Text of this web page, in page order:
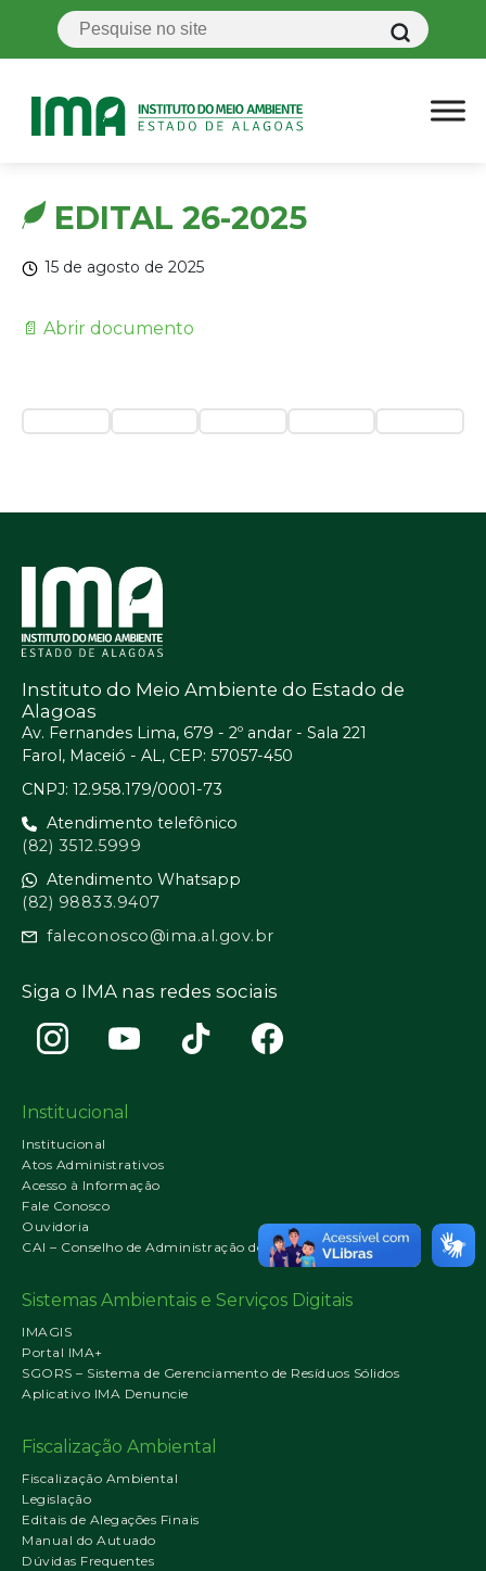
EDITAL 26-2025
15 de agosto de 2025
📄 Abrir documento
Instituto do Meio Ambiente do Estado de
Alagoas
Av. Fernandes Lima, 679 - 2º andar - Sala 221
Farol, Maceió - AL, CEP: 57057-450
CNPJ: 12.958.179/0001-73
Atendimento telefônico
(82) 3512.5999
Atendimento Whatsapp
(82) 98833.9407
faleconosco@ima.al.gov.br
Siga o IMA nas redes sociais
Institucional
Institucional
Atos Administrativos
Acesso à Informação
Fale Conosco
Ouvidoria
CAI – Conselho de Administração do IMA
Sistemas Ambientais e Serviços Digitais
IMAGIS
Portal IMA+
SGORS – Sistema de Gerenciamento de Resíduos Sólidos
Aplicativo IMA Denuncie
Fiscalização Ambiental
Fiscalização Ambiental
Legislação
Editais de Alegações Finais
Manual do Autuado
Dúvidas Frequentes